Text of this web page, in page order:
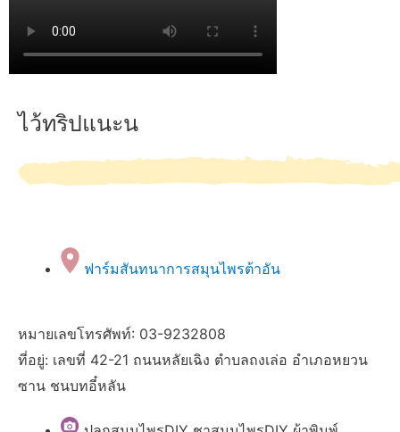
ไว้ทริปแนะน
ฟาร์มสันทนาการสมุนไพรต้าอัน
หมายเลขโทรศัพท์: 03-9232808
ที่อยู่: เลขที่ 42-21 ถนนหลัยเฉิง ตำบลถงเล่อ อำเภอหยวน
ซาน ชนบทอี๋หลัน